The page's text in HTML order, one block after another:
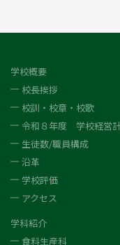
学校概要
校長挨拶
校訓・校章・校歌
令和８年度 学校経営
生徒数/職員構成
沿革
学校評価
アクセス
学科紹介
食料生産科